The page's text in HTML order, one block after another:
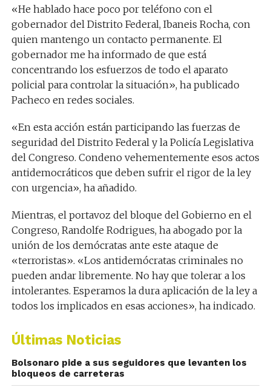
«He hablado hace poco por teléfono con el
gobernador del Distrito Federal, Ibaneis Rocha, con
quien mantengo un contacto permanente. El
gobernador me ha informado de que está
concentrando los esfuerzos de todo el aparato
policial para controlar la situación», ha publicado
Pacheco en redes sociales.
«En esta acción están participando las fuerzas de
seguridad del Distrito Federal y la Policía Legislativa
del Congreso. Condeno vehementemente esos actos
antidemocráticos que deben sufrir el rigor de la ley
con urgencia», ha añadido.
Mientras, el portavoz del bloque del Gobierno en el
Congreso, Randolfe Rodrigues, ha abogado por la
unión de los demócratas ante este ataque de
«terroristas». «Los antidemócratas criminales no
pueden andar libremente. No hay que tolerar a los
intolerantes. Esperamos la dura aplicación de la ley a
todos los implicados en esas acciones», ha indicado.
Últimas Noticias
Bolsonaro pide a sus seguidores que levanten los
bloqueos de carreteras